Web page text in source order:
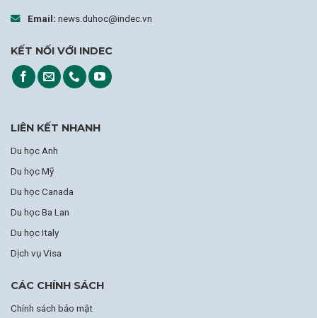
Email: news.duhoc@indec.vn
KẾT NỐI VỚI INDEC
LIÊN KẾT NHANH
Du học Anh
Du học Mỹ
Du học Canada
Du học Ba Lan
Du học Italy
Dịch vụ Visa
CÁC CHÍNH SÁCH
Chính sách bảo mật